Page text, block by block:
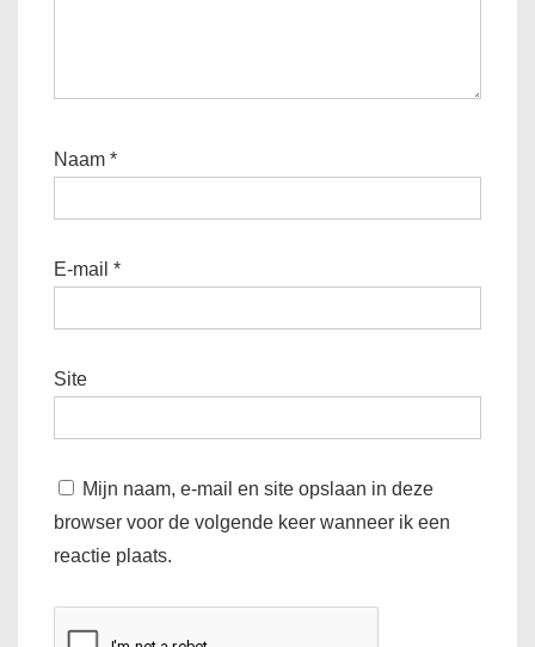
Naam *
E-mail *
Site
Mijn naam, e-mail en site opslaan in deze
browser voor de volgende keer wanneer ik een
reactie plaats.